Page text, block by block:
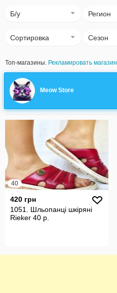
Б/у Регион
Сортировка Сезон
Топ-магазины. Рекламировать магазин
Meow Store
40
420 грн
1051. Шльопанці шкіряні
Rieker 40 р.